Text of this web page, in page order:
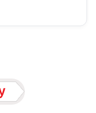
2x SFP+